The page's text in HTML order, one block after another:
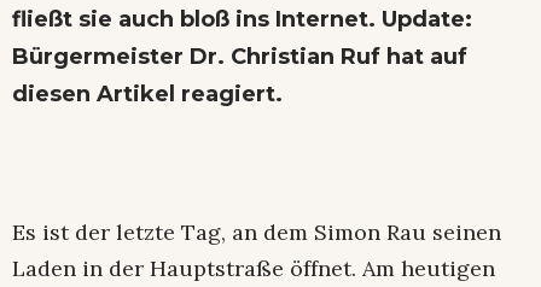
fließt sie auch bloß ins Internet. Update:
Bürgermeister Dr. Christian Ruf hat auf
diesen Artikel reagiert.
Es ist der letzte Tag, an dem Simon Rau seinen
Laden in der Hauptstraße öffnet. Am heutigen